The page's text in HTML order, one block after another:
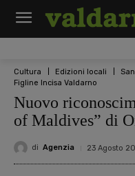
Cultura Edizioni locali
Figline Incisa Valdarno
Nuovo
of Maldives” di
di Agenzia 23 Agosto